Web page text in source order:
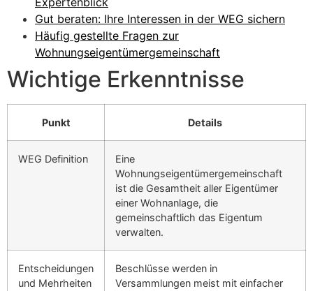
Gut beraten: Ihre Interessen in der WEG sichern
Häufig gestellte Fragen zur
Wohnungseigentümergemeinschaft
Wichtige Erkenntnisse
Punkt Details
WEG Definition
Eine
Wohnungseigentümergemeinschaft
ist die Gesamtheit aller Eigentümer
einer Wohnanlage, die
gemeinschaftlich das Eigentum
verwalten.
Entscheidungen
und Mehrheiten
Beschlüsse werden in
Versammlungen meist mit einfacher